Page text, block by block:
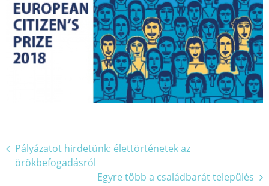
Bejegyzés
navigáció
Pályázatot hirdetünk: élettörténetek az
örökbefogadásról
Egyre több a családbarát település